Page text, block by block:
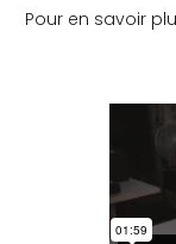
Pour en savoir